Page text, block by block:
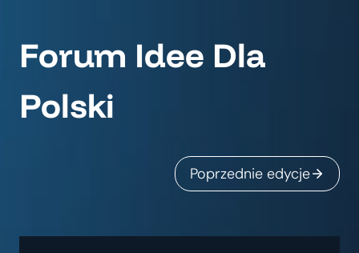
Forum Idee Dla
Polski
Poprzednie edycje